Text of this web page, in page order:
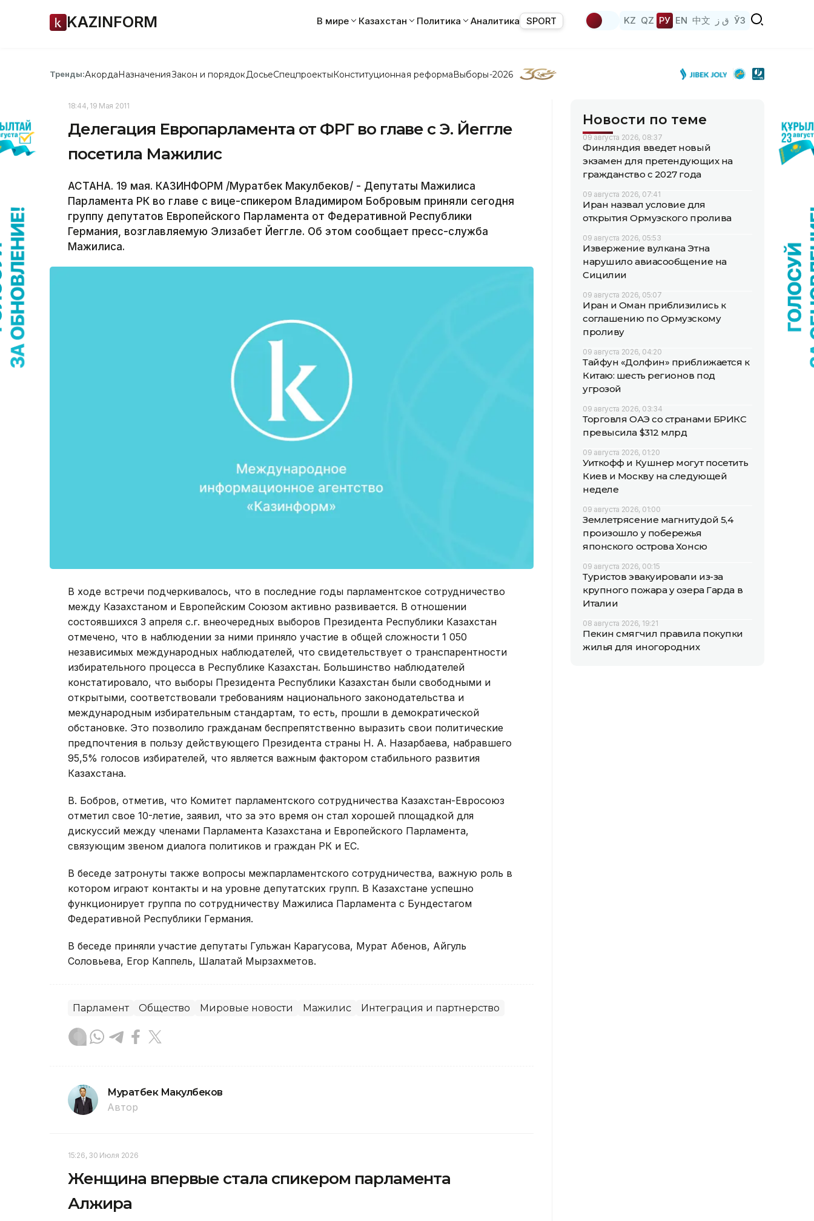
KAZINFORM В мире Казахстан Политика Аналитика SPORT KZ QZ РУ EN 中文 ق ز ЎЗ
Тренды:АкордаНазначенияЗакон и порядок ДосьеСпецпроектыКонституционная реформаВыборы-2026
18:44, 19 Мая 2011
Делегация Европарламента от ФРГ во главе с Э. Йеггле
посетила Мажилис
АСТАНА. 19 мая. КАЗИНФОРМ /Муратбек Макулбеков/ - Депутаты Мажилиса
Парламента РК во главе с вице-спикером Владимиром Бобровым приняли сегодня
группу депутатов Европейского Парламента от Федеративной Республики
Германия, возглавляемую Элизабет Йеггле. Об этом сообщает пресс-служба
Мажилиса.
В ходе встречи подчеркивалось, что в последние годы парламентское сотрудничество
между Казахстаном и Европейским Союзом активно развивается. В отношении
состоявшихся 3 апреля с.г. внеочередных выборов Президента Республики Казахстан
отмечено, что в наблюдении за ними приняло участие в общей сложности 1 050
независимых международных наблюдателей, что свидетельствует о транспарентности
избирательного процесса в Республике Казахстан. Большинство наблюдателей
констатировало, что выборы Президента Республики Казахстан были свободными и
открытыми, соответствовали требованиям национального законодательства и
международным избирательным стандартам, то есть, прошли в демократической
обстановке. Это позволило гражданам беспрепятственно выразить свои политические
предпочтения в пользу действующего Президента страны Н. А. Назарбаева, набравшего
95,5% голосов избирателей, что является важным фактором стабильного развития
Казахстана.
В. Бобров, отметив, что Комитет парламентского сотрудничества Казахстан-Евросоюз
отметил свое 10-летие, заявил, что за это время он стал хорошей площадкой для
дискуссий между членами Парламента Казахстана и Европейского Парламента,
связующим звеном диалога политиков и граждан РК и ЕС.
В беседе затронуты также вопросы межпарламентского сотрудничества, важную роль в
котором играют контакты и на уровне депутатских групп. В Казахстане успешно
функционирует группа по сотрудничеству Мажилиса Парламента с Бундестагом
Федеративной Республики Германия.
В беседе приняли участие депутаты Гульжан Карагусова, Мурат Абенов, Айгуль
Соловьева, Егор Каппель, Шалатай Мырзахметов.
Парламент Общество Мировые новости Мажилис Интеграция и партнерство
Муратбек Макулбеков
Автор
15:26, 30 Июля 2026
Женщина впервые стала спикером парламента
Алжира
Новости по теме
09 августа 2026, 08:37
Финляндия введет новый
экзамен для претендующих на
гражданство с 2027 года
09 августа 2026, 07:41
Иран назвал условие для
открытия Ормузского пролива
09 августа 2026, 05:53
Извержение вулкана Этна
нарушило авиасообщение на
Сицилии
09 августа 2026, 05:07
Иран и Оман приблизились к
соглашению по Ормузскому
проливу
09 августа 2026, 04:20
Тайфун «Долфин» приближается к
Китаю: шесть регионов под
угрозой
09 августа 2026, 03:34
Торговля ОАЭ со странами БРИКС
превысила $312 млрд
09 августа 2026, 01:20
Уиткофф и Кушнер могут посетить
Киев и Москву на следующей
неделе
09 августа 2026, 01:00
Землетрясение магнитудой 5,4
произошло у побережья
японского острова Хонсю
09 августа 2026, 00:15
Туристов эвакуировали из-за
крупного пожара у озера Гарда в
Италии
08 августа 2026, 19:21
Пекин смягчил правила покупки
жилья для иногородних